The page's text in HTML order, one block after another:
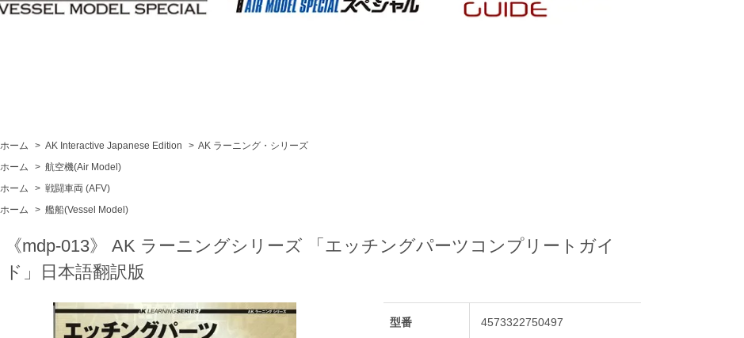
ホーム > AK Interactive Japanese Edition > AK ラーニング・シリーズ
ホーム
> 航空機(Air Model)
ホーム
> 戦闘車両 (AFV)
ホーム
> 艦船(Vessel Model)
《mdp-013》 AK ラーニングシリーズ 「エッチングパーツコンプリートガイ
ド」日本語翻訳版
型番 4573322750497